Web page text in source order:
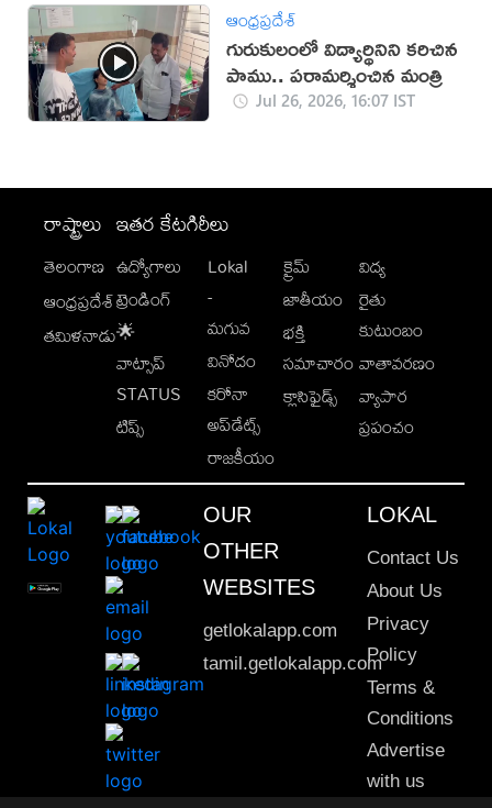
ఆంధ్రప్రదేశ్
గురుకులంలో విద్యార్థినిని కరిచిన
పాము.. పరామర్శించిన మంత్రి
Jul 26, 2026, 16:07 IST
రాష్ట్రాలు
తెలంగాణ
ఆంధ్రప్రదేశ్
తమిళనాడు
ఇతర కేటగిరీలు
ఉద్యోగాలు
ట్రెండింగ్
🌟
వాట్సాప్
STATUS
టిప్స్
Lokal
-
మగువ
వినోదం
కరోనా
అప్‌డేట్స్
రాజకీయం
క్రైమ్
జాతీయం
భక్తి
సమాచారం
క్లాసిఫైడ్స్
విద్య
రైతు
కుటుంబం
వాతావరణం
వ్యాపార
ప్రపంచం
OUR
OTHER
WEBSITES
getlokalapp.com
tamil.getlokalapp.com
LOKAL
Contact Us
About Us
Privacy
Policy
Terms &
Conditions
Advertise
with us